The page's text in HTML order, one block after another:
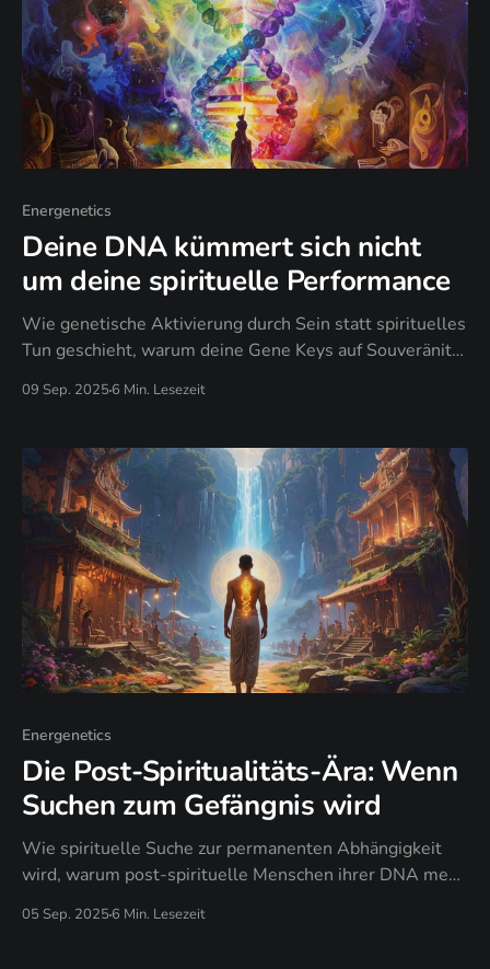
Energenetics
Deine DNA kümmert sich nicht
um deine spirituelle Performance
Wie genetische Aktivierung durch Sein statt spirituelles
Tun geschieht, warum deine Gene Keys auf Souveränität
authentische Evolution spirituelle Performance ersetzt.
09 Sep. 2025 6 Min. Lesezeit
Energenetics
Die Post-Spiritualitäts-Ära: Wenn
Suchen zum Gefängnis wird
Wie spirituelle Suche zur permanenten Abhängigkeit
wird, warum post-spirituelle Menschen ihrer DNA mehr
vertrauen als externen Lehrern, und wann gewöhnliche
Momente heiliger werden als Erleuchtungserfahrungen.
05 Sep. 2025 6 Min. Lesezeit